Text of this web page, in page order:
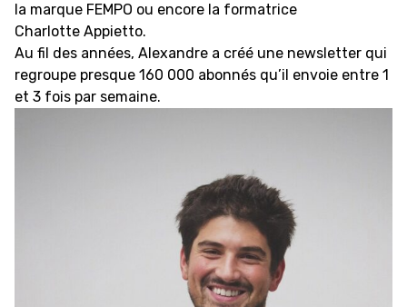
la marque FEMPO ou encore la formatrice
Charlotte Appietto.
Au fil des années, Alexandre a créé une newsletter qui
regroupe presque 160 000 abonnés qu’il envoie entre 1
et 3 fois par semaine.